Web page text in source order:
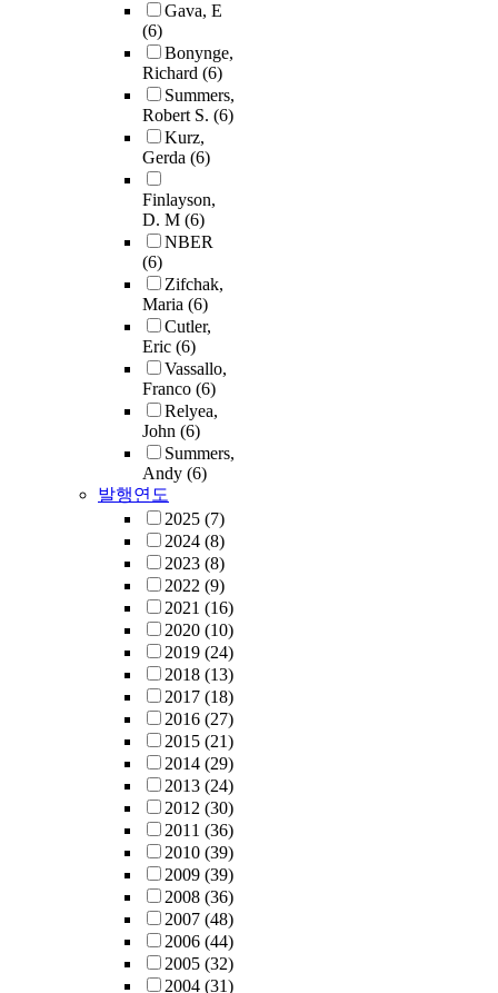
Gava, E
(6)
Bonynge,
Richard (6)
Summers,
Robert S. (6)
Kurz,
Gerda (6)
Finlayson,
D. M (6)
NBER
(6)
Zifchak,
Maria (6)
Cutler,
Eric (6)
Vassallo,
Franco (6)
Relyea,
John (6)
Summers,
Andy (6)
발행연도
2025 (7)
2024 (8)
2023 (8)
2022 (9)
2021 (16)
2020 (10)
2019 (24)
2018 (13)
2017 (18)
2016 (27)
2015 (21)
2014 (29)
2013 (24)
2012 (30)
2011 (36)
2010 (39)
2009 (39)
2008 (36)
2007 (48)
2006 (44)
2005 (32)
2004 (31)